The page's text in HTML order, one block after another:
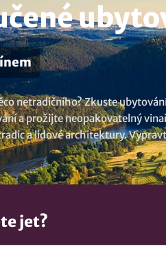
netradičního? Zkuste
a prožijte neopakovatelný
a lidové architektury.
Nevybrali jste si? Mrkněte
jet?